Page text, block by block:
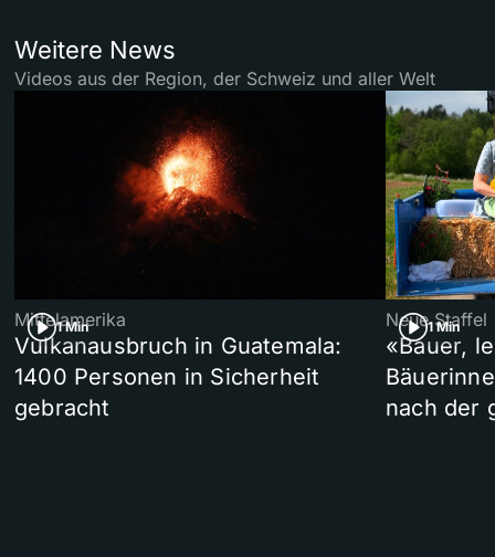
Weitere News
Videos aus der Region, der Schweiz und aller Welt
1 Min
Mittelamerika
Vulkanausbruch in Guatemala:
1400 Personen in Sicherheit
gebracht
1 Min
Neue Staffel
«Bauer,
nach der